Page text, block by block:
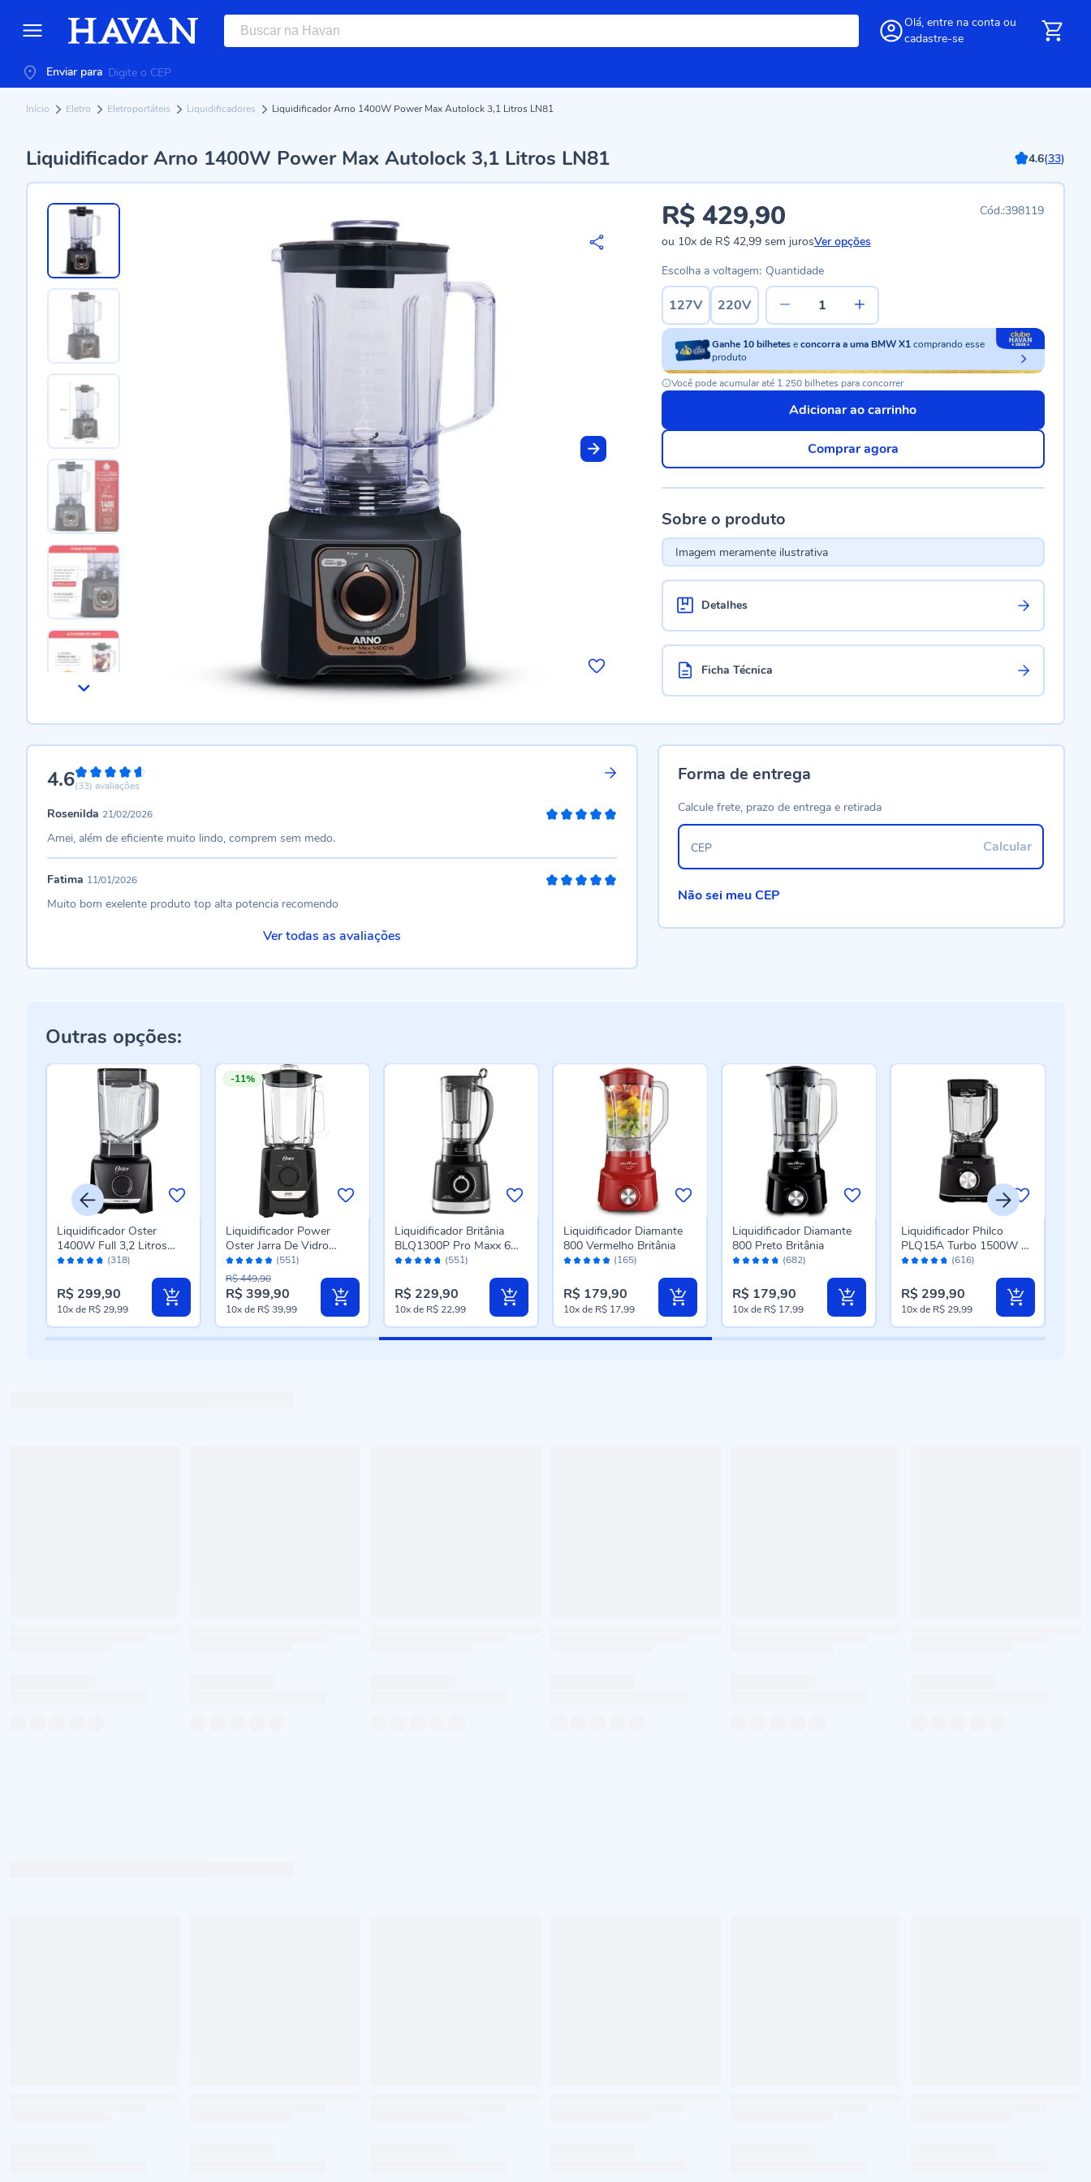
Olá, entre na conta ou
cadastre-se
Enviar para
Início Eletro Eletroportáteis Liquidificadores Liquidificador Arno 1400W Power Max Autolock 3,1 Litros LN81
Liquidificador Arno 1400W Power Max Autolock 3,1 Litros LN81 4.6(33)
398119
R$ 429,90
ou 10xde R$ 42,99sem jurosVer opções
Escolha a voltagem:
127V 220V
Quantidade
Ganhe 10 bilhetes econcorra a uma BMW X1comprando esse
produto
Você pode acumular até 1.250 bilhetes para concorrer
Adicionar ao carrinho
Comprar agora
Sobre o produto
Imagem meramente ilustrativa
Detalhes
Ficha Técnica
4.692%
(33) avaliações
Rosenilda 21/02/2026
Amei, além de eficiente muito lindo, comprem sem medo.
Fatima 11/01/2026
Muito bom exelente produto top alta potencia recomendo
Ver todas as avaliações
Forma de entrega
Calcule frete, prazo de entrega e retirada
Calcular
CEP
Não sei meu CEP
Outras opções:
Avaliação: (318)
Liquidificador Oster
1400W Full 3,2 Litros
OLIQ610
R$ 299,90
10xde R$ 29,99
-11%
Avaliação:
96%
(551)
Liquidificador Power
Oster Jarra De Vidro
1250W OLIQ520
R$ 399,90
R$ 449,90
10xde R$ 39,99
Avaliação: (551)
Liquidificador Britânia
BLQ1300P Pro Maxx 6
Turbo
R$ 229,90
10xde R$ 22,99
Avaliação: (165)
Liquidificador Diamante
800 Vermelho Britânia
R$ 179,90
10xde R$ 17,99
Avaliação: (682)
Liquidificador Diamante
800 Preto Britânia
R$ 179,90
10xde R$ 17,99
Avaliação: (616)
Liquidificador Philco
PLQ15A Turbo 1500W 12
Velocidades
R$ 299,90
10xde R$ 29,99